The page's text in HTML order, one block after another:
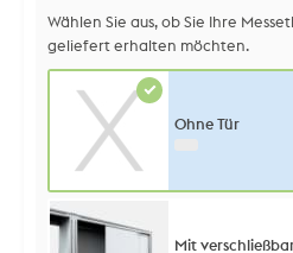
Wählen Sie aus, ob Sie Ihre
geliefert erhalten möchten.
Ohne Tür
Mit